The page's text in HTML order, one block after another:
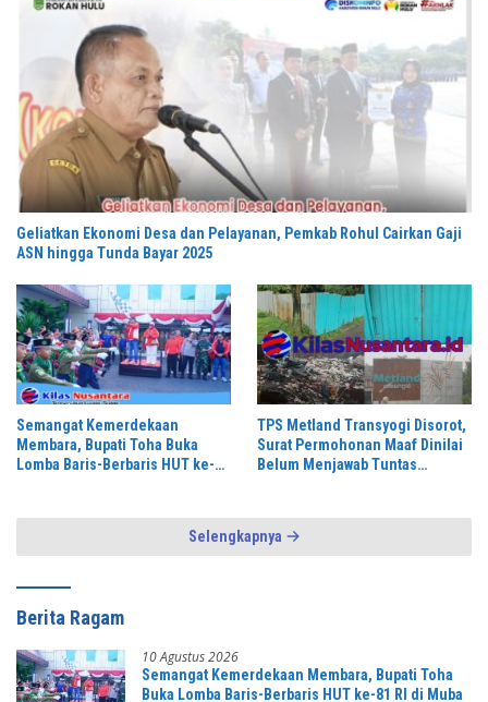
Geliatkan Ekonomi Desa dan Pelayanan, Pemkab Rohul Cairkan Gaji
ASN hingga Tunda Bayar 2025
Semangat Kemerdekaan
Membara, Bupati Toha Buka
Lomba Baris-Berbaris HUT ke-81
TPS Metland Transyogi Disorot,
Surat Permohonan Maaf Dinilai
Belum Menjawab Tuntas
Selengkapnya
Berita Ragam
10 Agustus 2026
Semangat Kemerdekaan Membara, Bupati Toha
Buka Lomba Baris-Berbaris HUT ke-81 RI di Muba